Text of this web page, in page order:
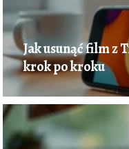
Jak usunąć film z
krok po kroku